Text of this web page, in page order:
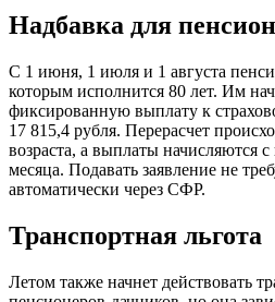
Надбавка для
С 1 июня, 1 июля и 1 августа
которым исполнится 80 лет. Им
фиксированную выплату к
17 815,4 рубля. Перерасчет
возраста, а выплаты начисляются
месяца. Подавать заявление не
автоматически через СФР.
Транспортная льгота
Летом также начнет действовать